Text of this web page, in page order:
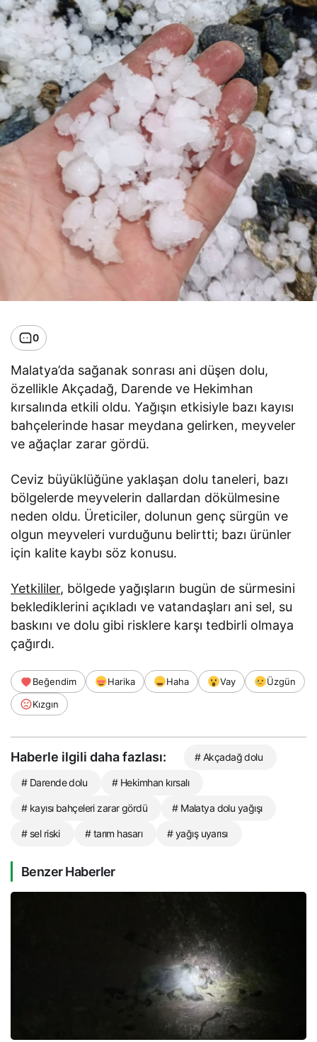
0
Malatya’da sağanak sonrası ani düşen dolu,
özellikle Akçadağ, Darende ve Hekimhan
kırsalında etkili oldu. Yağışın etkisiyle bazı kayısı
bahçelerinde hasar meydana gelirken, meyveler
ve ağaçlar zarar gördü.
Ceviz büyüklüğüne yaklaşan dolu taneleri, bazı
bölgelerde meyvelerin dallardan dökülmesine
neden oldu. Üreticiler, dolunun genç sürgün ve
olgun meyveleri vurduğunu belirtti; bazı ürünler
için kalite kaybı söz konusu.
Yetkililer, bölgede yağışların bugün de sürmesini
beklediklerini açıkladı ve vatandaşları ani sel, su
baskını ve dolu gibi risklere karşı tedbirli olmaya
çağırdı.
Beğendim Harika Haha Vay
Üzgün
Kızgın
Haberle ilgili daha fazlası: # Akçadağ dolu
# Darende dolu # Hekimhan kırsalı
# kayısı bahçeleri zarar gördü # Malatya dolu yağışı
# sel riski # tarım hasarı # yağış uyarısı
Benzer Haberler